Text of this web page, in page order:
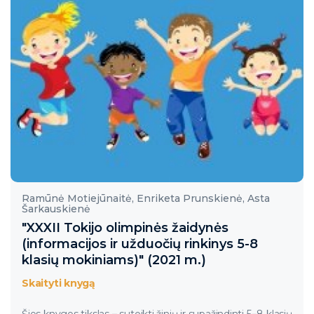
Ramūnė Motiejūnaitė, Enriketa Prunskienė, Asta
Šarkauskienė
"XXXII Tokijo olimpinės žaidynės
(informacijos ir užduočių rinkinys 5-8
klasių mokiniams)" (2021 m.)
Skaityti knygą